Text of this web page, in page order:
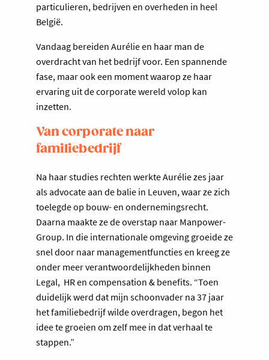
particulieren, bedrijven en overheden in heel
België.
Vandaag bereiden Aurélie en haar man de
overdracht van het bedrijf voor. Een spannende
fase, maar ook een moment waarop ze haar
ervaring uit de corporate wereld volop kan
inzetten.
Van corporate naar
familiebedrijf
Na haar studies rechten werkte Aurélie zes jaar
als advocate aan de balie in Leuven, waar ze zich
toelegde op bouw- en ondernemingsrecht.
Daarna maakte ze de overstap naar Manpower-
Group. In die internationale omgeving groeide ze
snel door naar managementfuncties en kreeg ze
onder meer verantwoordelijkheden binnen
Legal, HR en compensation & benefits. “Toen
duidelijk werd dat mijn schoonvader na 37 jaar
het familiebedrijf wilde overdragen, begon het
idee te groeien om zelf mee in dat verhaal te
stappen.”